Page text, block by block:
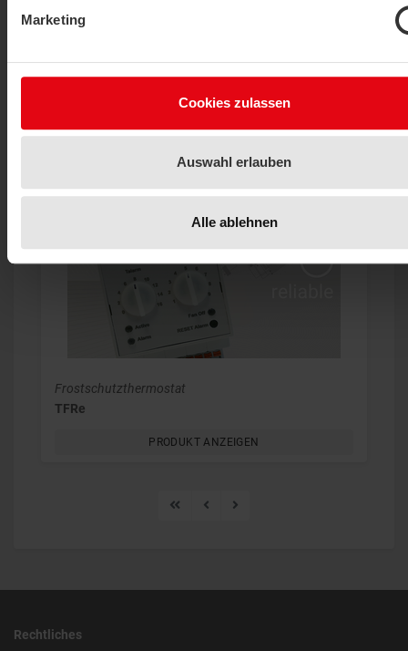
Marketing
Cookies zulassen
Auswahl erlauben
Alle ablehnen
Frostschutzthermostat
TFRe
PRODUKT ANZEIGEN
Rechtliches